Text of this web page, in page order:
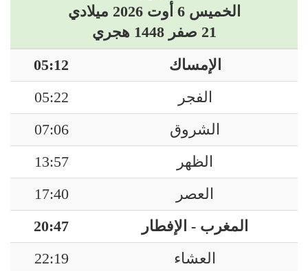
الخميس 6 أوت 2026 ميلادي
21 صفر 1448 هجري
الإمساك
05:12
الفجر
05:22
الشروق
07:06
الظهر
13:57
العصر
17:40
المغرب - الإفطار
20:47
العشاء
22:19